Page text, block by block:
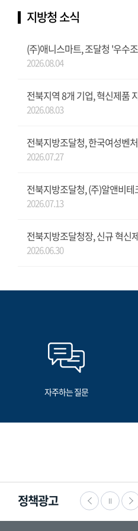
지방청 소식
(주)애니스마트, 조달청 '우수
2026.08.04
전북지역 8개 기업, 혁신제품
2026.08.03
전북지방조달청, 한국여성벤
2026.07.27
전북지방조달청, (주)알앤비
2026.07.13
전북지방조달청장, 신규 혁신
2026.06.30
자주하는 질문
정책광고
익신고 찾기쉬운 생활법령정